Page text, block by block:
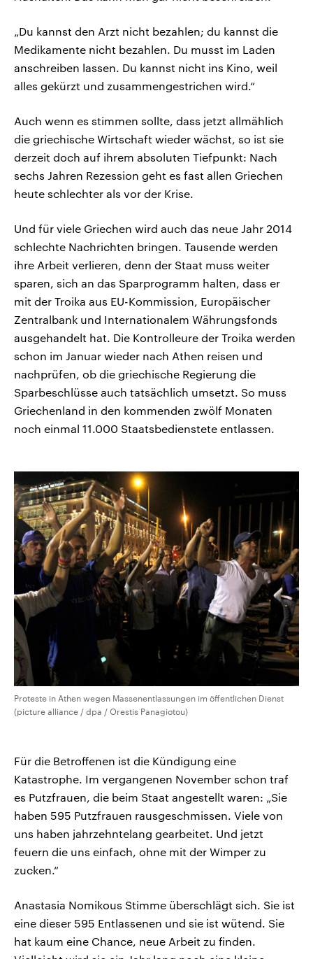
„Du kannst den Arzt nicht bezahlen; du kannst die
Medikamente nicht bezahlen. Du musst im Laden
anschreiben lassen. Du kannst nicht ins Kino, weil
alles gekürzt und zusammengestrichen wird.“
Auch wenn es stimmen sollte, dass jetzt allmählich
die griechische Wirtschaft wieder wächst, so ist sie
derzeit doch auf ihrem absoluten Tiefpunkt: Nach
sechs Jahren Rezession geht es fast allen Griechen
heute schlechter als vor der Krise.
Und für viele Griechen wird auch das neue Jahr 2014
schlechte Nachrichten bringen. Tausende werden
ihre Arbeit verlieren, denn der Staat muss weiter
sparen, sich an das Sparprogramm halten, dass er
mit der Troika aus EU-Kommission, Europäischer
Zentralbank und Internationalem Währungsfonds
ausgehandelt hat. Die Kontrolleure der Troika werden
schon im Januar wieder nach Athen reisen und
nachprüfen, ob die griechische Regierung die
Sparbeschlüsse auch tatsächlich umsetzt. So muss
Griechenland in den kommenden zwölf Monaten
noch einmal 11.000 Staatsbedienstete entlassen.
Proteste in Athen wegen Massenentlassungen im öffentlichen Dienst
(picture alliance / dpa / Orestis Panagiotou)
Für die Betroffenen ist die Kündigung eine
Katastrophe. Im vergangenen November schon traf
es Putzfrauen, die beim Staat angestellt waren: „Sie
haben 595 Putzfrauen rausgeschmissen. Viele von
uns haben jahrzehntelang gearbeitet. Und jetzt
feuern die uns einfach, ohne mit der Wimper zu
zucken.“
Anastasia Nomikous Stimme überschlägt sich. Sie ist
eine dieser 595 Entlassenen und sie ist wütend. Sie
hat kaum eine Chance, neue Arbeit zu finden.